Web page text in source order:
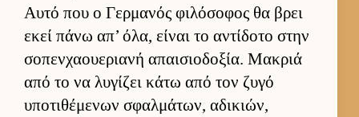
Αυτό που ο Γερ­μανός φιλόσοφος θα βρει
εκεί πάνω απ’ όλα, εί­ναι το αντίδοτο στην
σοπεν­χαου­εριανή απαι­σιο­δοξία. Μακριά
από το να λυγίζει κάτω από τον ζυγό
υποτιθέμενων σφαλ­μάτων, αδικιών,